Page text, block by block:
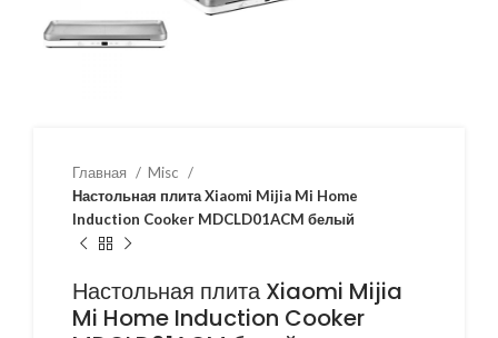
Главная
Misc
Настольная плита Xiaomi Mijia Mi Home
Induction Cooker MDCLD01ACM белый
Настольная плита Xiaomi Mijia
Mi Home Induction Cooker